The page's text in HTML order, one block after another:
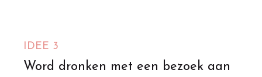
IDEE 3
Word dronken met een bezoek aan